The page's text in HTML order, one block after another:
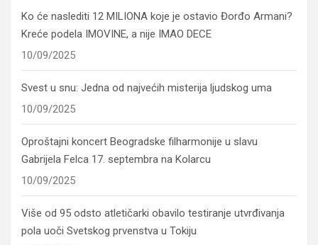
Ko će naslediti 12 MILIONA koje je ostavio Đorđo Armani?
Kreće podela IMOVINE, a nije IMAO DECE
10/09/2025
Svest u snu: Jedna od najvećih misterija ljudskog uma
10/09/2025
Oproštajni koncert Beogradske filharmonije u slavu
Gabrijela Felca 17. septembra na Kolarcu
10/09/2025
Više od 95 odsto atletičarki obavilo testiranje utvrđivanja
pola uoči Svetskog prvenstva u Tokiju